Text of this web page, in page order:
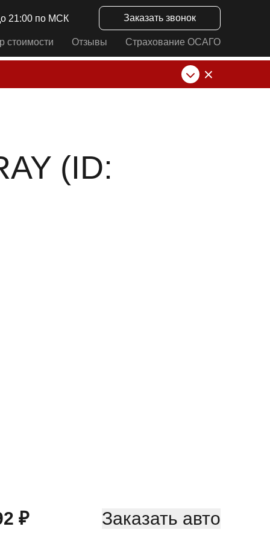
21:00 по МСК Заказать звонок
стоимости Отзывы Страхование ОСАГО
(ID:
₽ Заказать авто